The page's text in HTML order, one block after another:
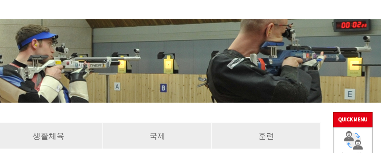
생활체육 국제 훈련